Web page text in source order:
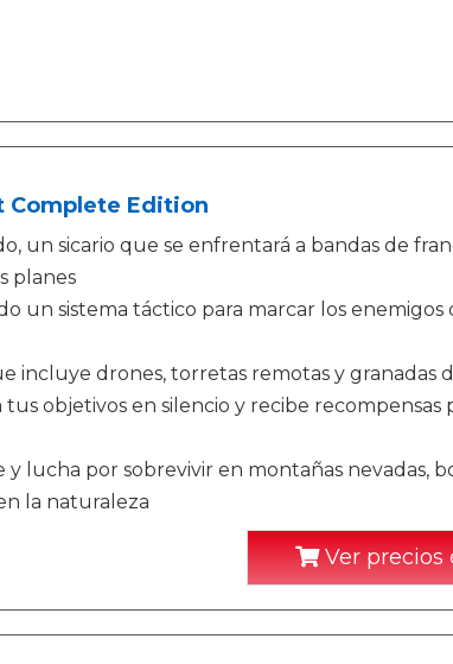
Complete Edition
un sicario que se enfrentará a bandas de
planes
un sistema táctico para marcar los enemigos
incluye drones, torretas remotas y granadas
tus objetivos en silencio y recibe recompensas
y lucha por sobrevivir en montañas nevadas,
la naturaleza
Ver precios